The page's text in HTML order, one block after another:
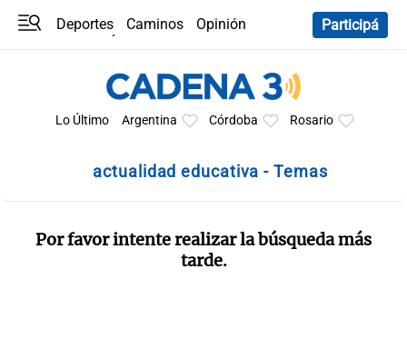
Deportes Caminos
Opinión
Participá
Lo Último Argentina Córdoba Rosario
actualidad educativa - Temas
Por favor intente realizar la búsqueda más
tarde.